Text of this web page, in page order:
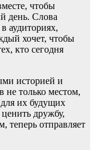
чтобы
день. Слова
аудиториях,
хочет, чтобы
кто сегодня
историей и
не только местом,
их будущих
дружбу,
теперь отправляет